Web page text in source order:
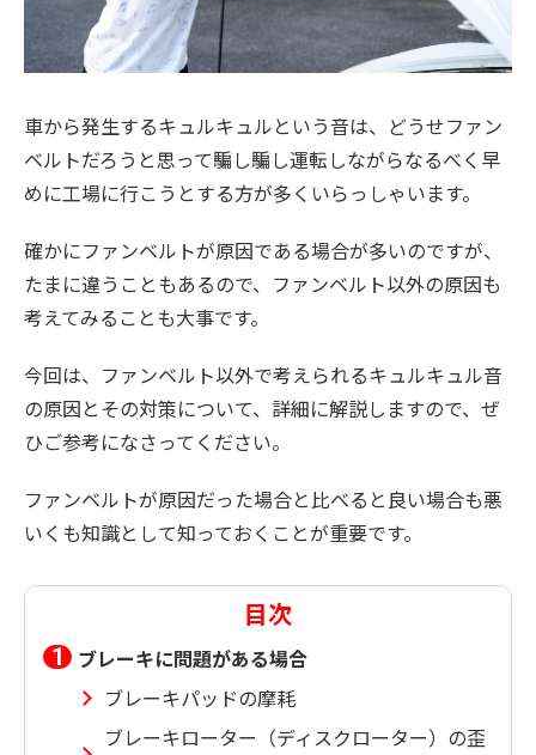
車から発生するキュルキュルという音は、どうせファン
ベルトだろうと思って騙し騙し運転しながらなるべく早
めに工場に行こうとする方が多くいらっしゃいます。
確かにファンベルトが原因である場合が多いのですが、
たまに違うこともあるので、ファンベルト以外の原因も
考えてみることも大事です。
今回は、ファンベルト以外で考えられるキュルキュル音
の原因とその対策について、詳細に解説しますので、ぜ
ひご参考になさってください。
ファンベルトが原因だった場合と比べると良い場合も悪
いくも知識として知っておくことが重要です。
目次
ブレーキに問題がある場合
ブレーキパッドの摩耗
ブレーキローター（ディスクローター）の歪